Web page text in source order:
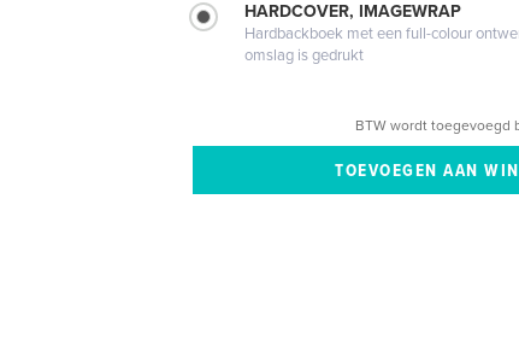
HARDCOVER, IMAGEWRAP
Hardbackboek met een full-colour
omslag is gedrukt
BTW wordt toegevoegd